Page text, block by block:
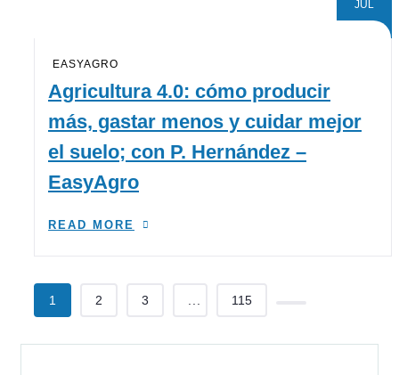
JUL
EASYAGRO
Agricultura 4.0: cómo producir
más, gastar menos y cuidar mejor
el suelo; con P. Hernández –
EasyAgro
READ MORE
1 2 3 115